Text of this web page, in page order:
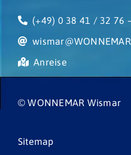
(+49) 0 38 41 / 32 76
Anreise
© WONNEMAR Wismar
Sitemap